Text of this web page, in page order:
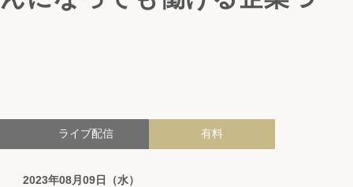
ライブ配信 有料
2023年08月09日（水）